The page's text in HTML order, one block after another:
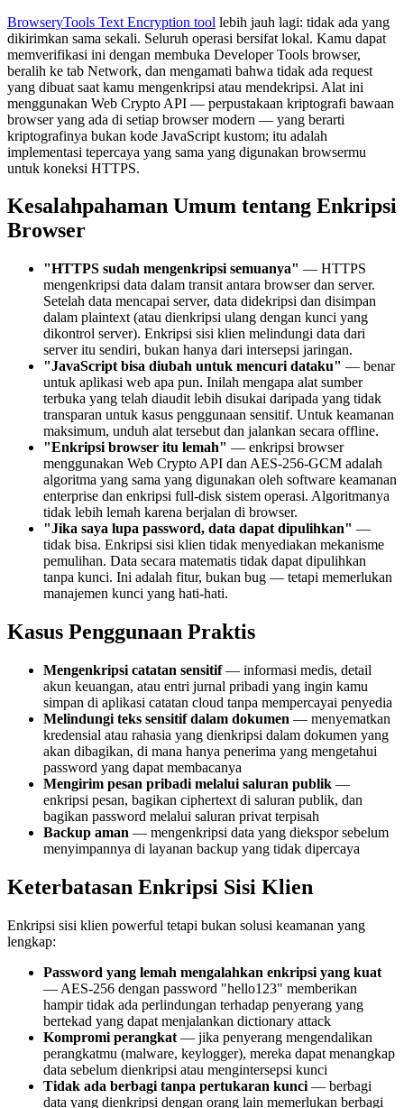
BrowseryTools Text Encryption tool lebih jauh lagi: tidak ada yang
dikirimkan sama sekali. Seluruh operasi bersifat lokal. Kamu dapat
memverifikasi ini dengan membuka Developer Tools browser,
beralih ke tab Network, dan mengamati bahwa tidak ada request
yang dibuat saat kamu mengenkripsi atau mendekripsi. Alat ini
menggunakan Web Crypto API — perpustakaan kriptografi bawaan
browser yang ada di setiap browser modern — yang berarti
kriptografinya bukan kode JavaScript kustom; itu adalah
implementasi tepercaya yang sama yang digunakan browsermu
untuk koneksi HTTPS.
Kesalahpahaman Umum tentang Enkripsi
Browser
"HTTPS sudah mengenkripsi semuanya" — HTTPS
mengenkripsi data dalam transit antara browser dan server.
Setelah data mencapai server, data didekripsi dan disimpan
dalam plaintext (atau dienkripsi ulang dengan kunci yang
dikontrol server). Enkripsi sisi klien melindungi data dari
server itu sendiri, bukan hanya dari intersepsi jaringan.
"JavaScript bisa diubah untuk mencuri dataku" — benar
untuk aplikasi web apa pun. Inilah mengapa alat sumber
terbuka yang telah diaudit lebih disukai daripada yang tidak
transparan untuk kasus penggunaan sensitif. Untuk keamanan
maksimum, unduh alat tersebut dan jalankan secara offline.
"Enkripsi browser itu lemah" — enkripsi browser
menggunakan Web Crypto API dan AES-256-GCM adalah
algoritma yang sama yang digunakan oleh software keamanan
enterprise dan enkripsi full-disk sistem operasi. Algoritmanya
tidak lebih lemah karena berjalan di browser.
"Jika saya lupa password, data dapat dipulihkan" —
tidak bisa. Enkripsi sisi klien tidak menyediakan mekanisme
pemulihan. Data secara matematis tidak dapat dipulihkan
tanpa kunci. Ini adalah fitur, bukan bug — tetapi memerlukan
manajemen kunci yang hati-hati.
Kasus Penggunaan Praktis
Mengenkripsi catatan sensitif— informasi medis, detail
akun keuangan, atau entri jurnal pribadi yang ingin kamu
simpan di aplikasi catatan cloud tanpa mempercayai penyedia
Melindungi teks sensitif dalam dokumen — menyematkan
kredensial atau rahasia yang dienkripsi dalam dokumen yang
akan dibagikan, di mana hanya penerima yang mengetahui
password yang dapat membacanya
Mengirim pesan pribadi melalui saluran publik —
enkripsi pesan, bagikan ciphertext di saluran publik, dan
bagikan password melalui saluran privat terpisah
Backup aman — mengenkripsi data yang diekspor sebelum
menyimpannya di layanan backup yang tidak dipercaya
Keterbatasan Enkripsi Sisi Klien
Enkripsi sisi klien powerful tetapi bukan solusi keamanan yang
lengkap:
Password yang lemah mengalahkan enkripsi yang kuat
— AES-256 dengan password "hello123" memberikan
hampir tidak ada perlindungan terhadap penyerang yang
bertekad yang dapat menjalankan dictionary attack
Kompromi perangkat — jika penyerang mengendalikan
perangkatmu (malware, keylogger), mereka dapat menangkap
data sebelum dienkripsi atau mengintersepsi kunci
Tidak ada berbagi tanpa pertukaran kunci — berbagi
data yang dienkripsi dengan orang lain memerlukan berbagi